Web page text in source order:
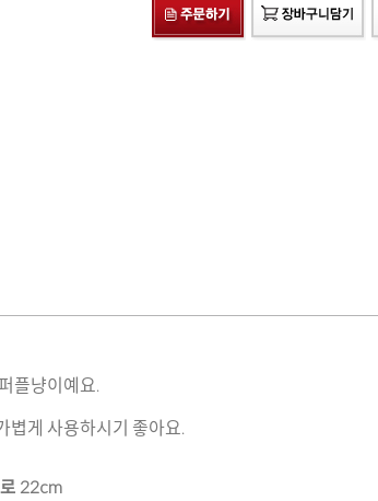
플냥이예요.
볍게 사용하시기 좋아요.
22cm